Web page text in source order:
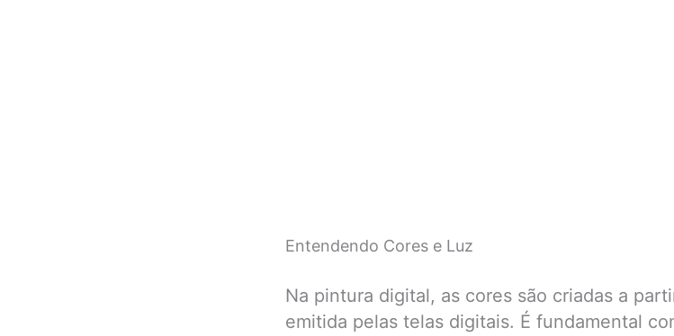
Entendendo Cores e Luz
Na pintura digital, as cores são criadas a
emitida pelas telas digitais. É fundamental